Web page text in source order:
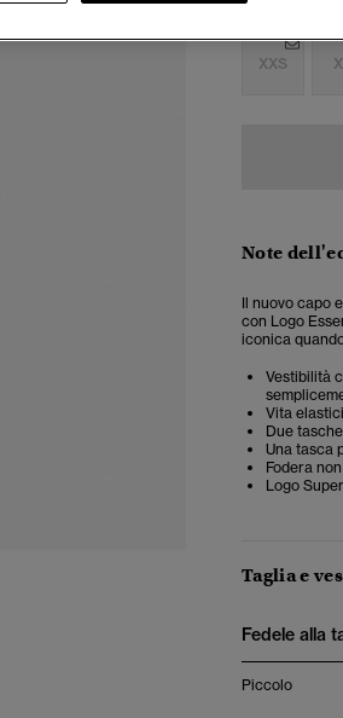
Seleziona
XXS
Note
Il nuovo capo
con Logo
iconica
Vestibilità
Vita
Due
Una tasca
Fodera
Logo
Taglia e
Fedele alla
Piccolo